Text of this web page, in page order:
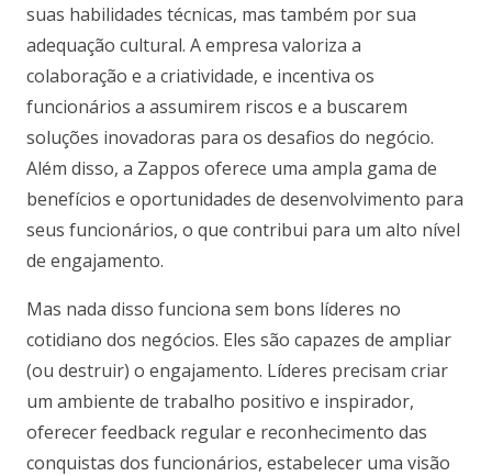
suas habilidades técnicas, mas também por sua
adequação cultural. A empresa valoriza a
colaboração e a criatividade, e incentiva os
funcionários a assumirem riscos e a buscarem
soluções inovadoras para os desafios do negócio.
Além disso, a Zappos oferece uma ampla gama de
benefícios e oportunidades de desenvolvimento para
seus funcionários, o que contribui para um alto nível
de engajamento.
Mas nada disso funciona sem bons líderes no
cotidiano dos negócios. Eles são capazes de ampliar
(ou destruir) o engajamento. Líderes precisam criar
um ambiente de trabalho positivo e inspirador,
oferecer feedback regular e reconhecimento das
conquistas dos funcionários, estabelecer uma visão